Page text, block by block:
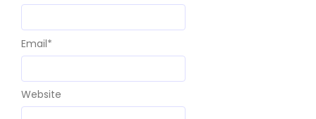
Email*
Website